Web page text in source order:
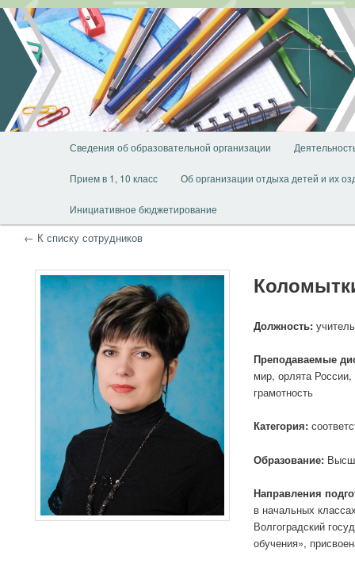
Перейти
основному
содержимому
Перейти
дополнительному
содержимому
Сведения об образовательной организации
Прием в 1, 10 класс Об организации отдыха детей и их
Инициативное бюджетирование
← К списку сотрудников
Должность: учитель
Преподаваемые
мир, орлята
грамотность
Категория:
Образование:
Направления
в начальных
Волгоградский
обучения»,